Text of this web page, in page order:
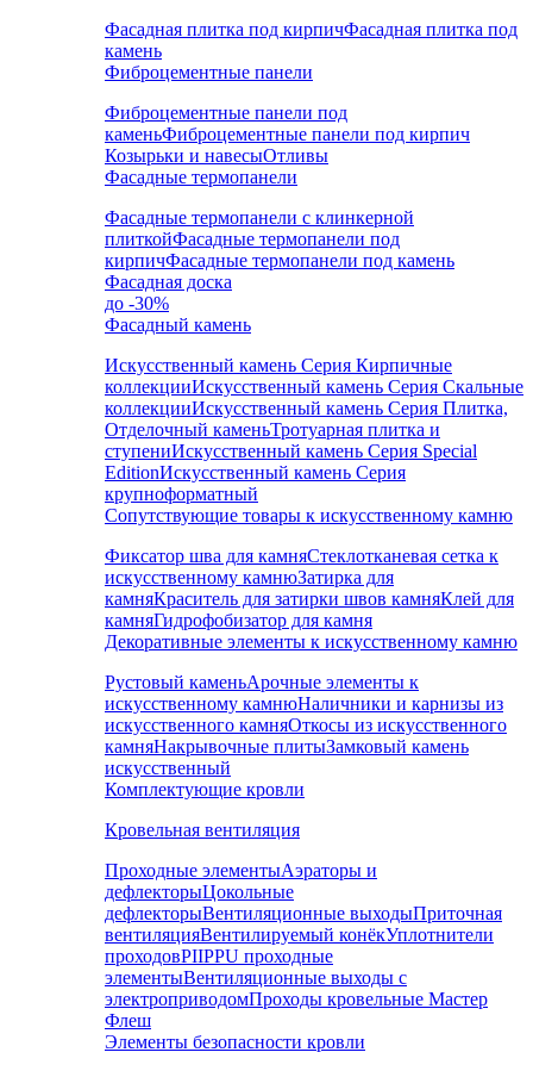
Фасадная плитка под кирпичФасадная плитка под
камень
Фиброцементные панели
Фиброцементные панели под
каменьФиброцементные панели под кирпич
Козырьки и навесыОтливы
Фасадные термопанели
Фасадные термопанели с клинкерной
плиткойФасадные термопанели под
кирпичФасадные термопанели под камень
Фасадная доска
до -30%
Фасадный камень
Искусственный камень Серия Кирпичные
коллекцииИскусственный камень Серия Скальные
коллекцииИскусственный камень Серия Плитка,
Отделочный каменьТротуарная плитка и
ступениИскусственный камень Серия Special
EditionИскусственный камень Серия
крупноформатный
Сопутствующие товары к искусственному камню
Фиксатор шва для камняСтеклотканевая сетка к
искусственному камнюЗатирка для
камняКраситель для затирки швов камняКлей для
камняГидрофобизатор для камня
Декоративные элементы к искусственному камню
Рустовый каменьАрочные элементы к
искусственному камнюНаличники и карнизы из
искусственного камняОткосы из искусственного
камняНакрывочные плитыЗамковый камень
искусственный
Комплектующие кровли
Кровельная вентиляция
Проходные элементыАэраторы и
дефлекторыЦокольные
дефлекторыВентиляционные выходыПриточная
вентиляцияВентилируемый конёкУплотнители
проходовPIIPPU проходные
элементыВентиляционные выходы с
электроприводомПроходы кровельные Мастер
Флеш
Элементы безопасности кровли